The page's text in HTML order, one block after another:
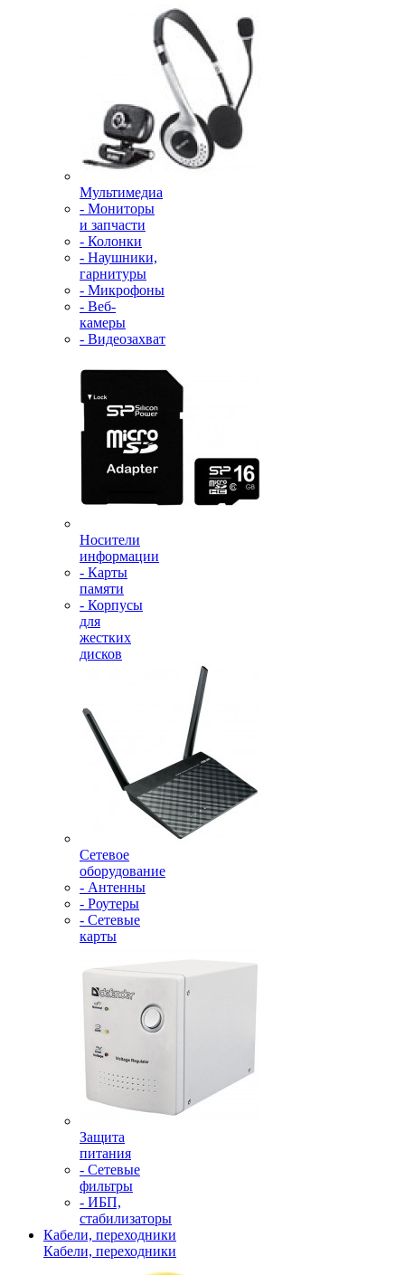
Мультимедиа
- Мониторы
и запчасти
- Колонки
- Наушники,
гарнитуры
- Микрофоны
- Веб-
камеры
- Видеозахват
Носители
информации
- Карты
памяти
- Корпусы
для
жестких
дисков
Сетевое
оборудование
- Антенны
- Роутеры
- Сетевые
карты
Защита
питания
- Сетевые
фильтры
- ИБП,
стабилизаторы
Кабели, переходники
Кабели, переходники